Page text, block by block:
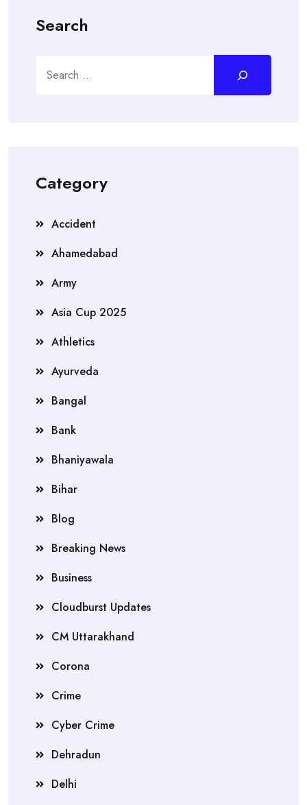
Search
Category
Accident
Ahamedabad
Army
Asia Cup 2025
Athletics
Ayurveda
Bangal
Bank
Bhaniyawala
Bihar
Blog
Breaking News
Business
Cloudburst Updates
CM Uttarakhand
Corona
Crime
Cyber Crime
Dehradun
Delhi